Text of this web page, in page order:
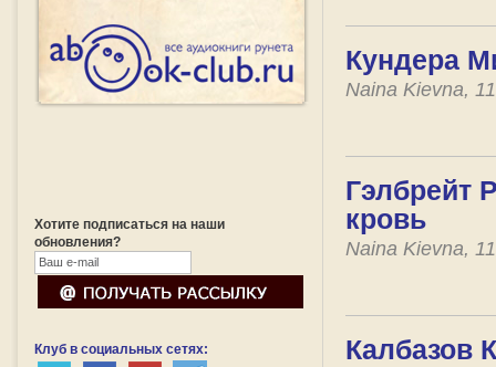
Хотите подписаться на наши
обновления?
Клуб в социальных сетях:
Кундера
Naina Kievna,
Гэлбрейт
кровь
Naina Kievna,
Калбазов